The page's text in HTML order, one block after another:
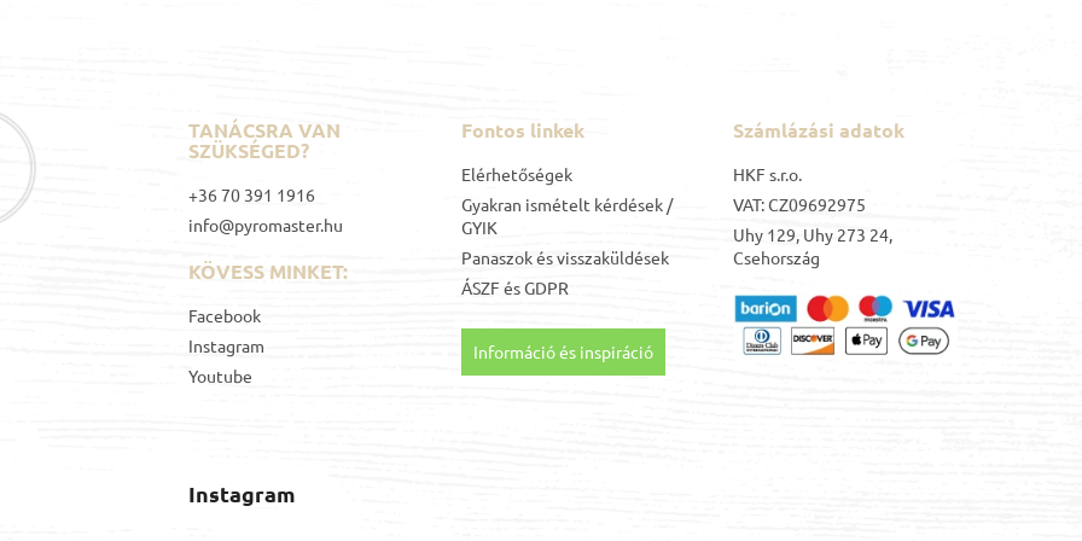
TANÁCSRA VAN
SZÜKSÉGED?
+36 70 391 1916
info@pyromaster.hu
KÖVESS MINKET:
Facebook
Instagram
Youtube
Fontos linkek
Elérhetőségek
Gyakran ismételt kérdések /
GYIK
Panaszok és visszaküldések
ÁSZF ésGDPR
Információ és inspiráció
Számlázási adatok
HKF s.r.o.
VAT: CZ09692975
Uhy 129, Uhy 273 24,
Csehország
Instagram